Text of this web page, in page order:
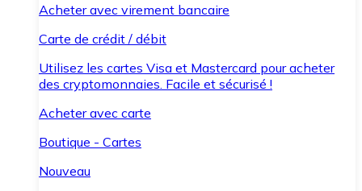
Acheter avec virement bancaire
Carte de crédit / débit
Utilisez les cartes Visa et Mastercard pour acheter
des cryptomonnaies. Facile et sécurisé !
Acheter avec carte
Boutique - Cartes
Nouveau